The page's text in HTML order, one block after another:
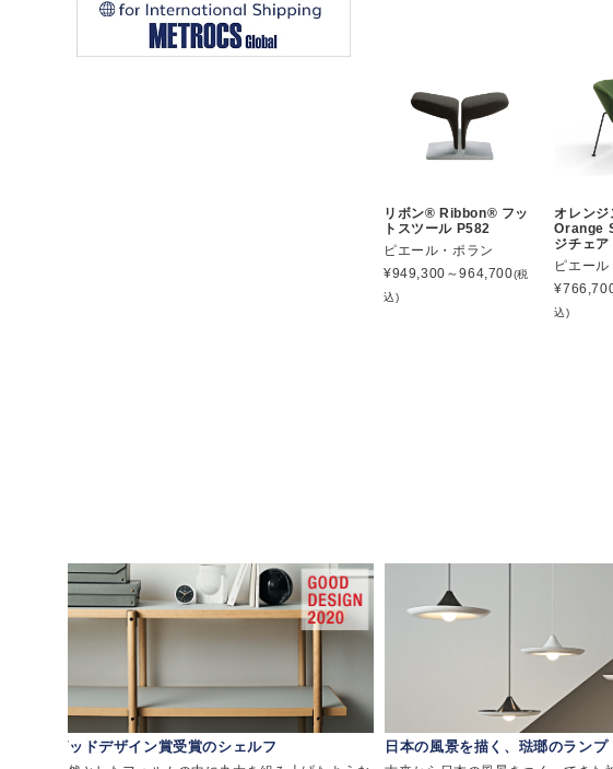
リボン® Ribbon® フッ
トスツール P582
ピエール・ポラン
¥949,300～964,700(税
込)
オレン
Orange
ジチェ
ピエー
¥
込)
グッドデザイン賞受賞のシェルフ 日本の風景を描く、琺瑯のランプ